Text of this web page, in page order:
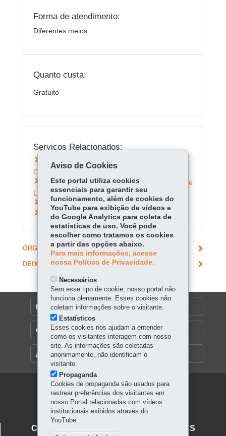
Forma de atendimento:
Diferentes meios
Quanto custa:
Gratuito
Serviços Relacionados:
Conhecer o Museu Histórico de Londrina Pe.
Carlos Weiss - UEL
Conhecer o Museu de Ciência e Tecnologia de
Londrina - UEL
Conhecer o Museu de Anatomia - UEL
Conhecer o Museu de Geologia - UEL
ÓRGÃO RESPONSÁVEL
DEIXE SUA OPINIÃO
MAPA DO SITE
DENUNCIE CORRUPÇÃO
OUVIDORIA
Navegação
principal
CENTRO JUVENIL DE ARTES PLÁSTICAS
Aviso de Cookies
Este portal utiliza cookies
essenciais para garantir seu
funcionamento, além de cookies do
YouTube para exibição de vídeos e
do Google Analytics para coleta de
estatísticas de uso. Você pode
escolher como tratamos os cookies
a partir das opções abaixo.
Para mais informações, acesse
nossa Política de Privacidade.
Necessários
Sem esse tipo de cookie, nosso portal não
funciona plenamente. Esses cookies não
coletam informações sobre o visitante.
Estatísticos
Esses cookies nos ajudam a entender
como os visitantes interagem com nosso
site. As informações são coletadas
anonimamente, não identificam o
visitante.
Propaganda
Cookies de propaganda são usados para
rastrear preferências dos visitantes em
nosso Portal relacionadas com vídeos
institucionais exibidos através do
YouTube.